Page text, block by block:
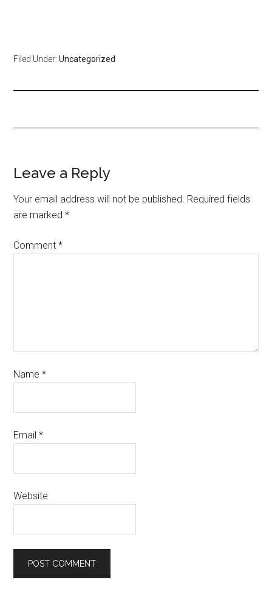
Filed Under:Uncategorized
Leave a Reply
Your email address will not be published. Required fields
are marked*
Comment*
Name*
Email*
Website